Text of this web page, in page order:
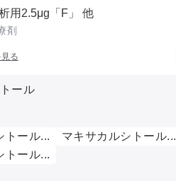
用2.5μg「F」 他
剤
る
ール
トール...
マキサカルシトール...
トール...